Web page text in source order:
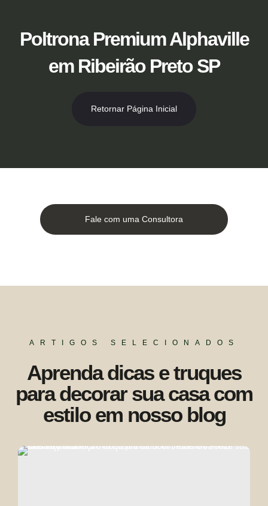
conteúdoPoltrona Premium Alphaville
em Ribeirão Preto SP
Retornar Página Inicial
Fale com uma Consultora
ARTIGOS SELECIONADOS
Aprenda dicas e truques
para decorar sua casa com
estilo em nosso blog